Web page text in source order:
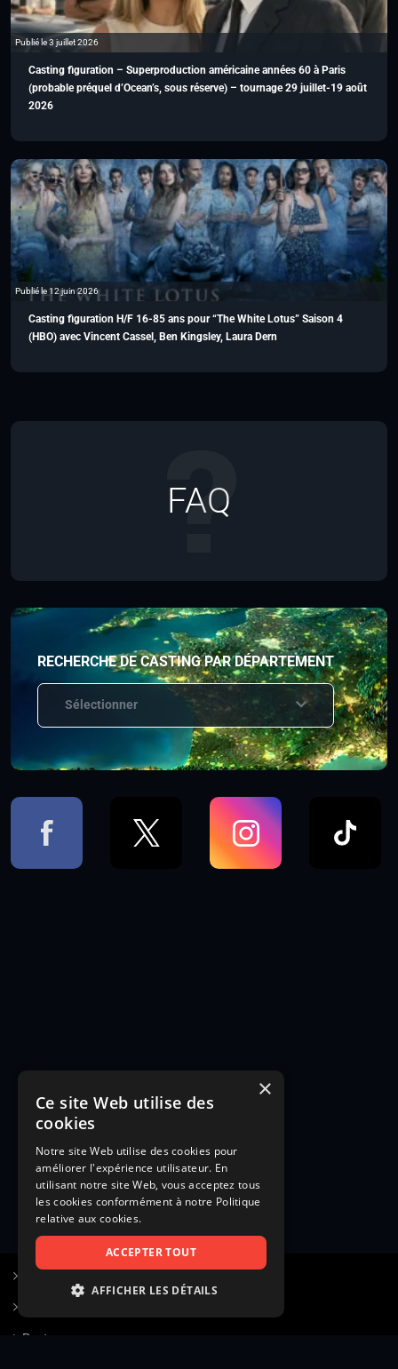
Publié le 3 juillet 2026
Casting figuration – Superproduction américaine années 60 à Paris
(probable préquel d’Ocean’s, sous réserve) – tournage 29 juillet-19 août
2026
Publié le 12 juin 2026
Casting figuration H/F 16-85 ans pour “The White Lotus” Saison 4
(HBO) avec Vincent Cassel, Ben Kingsley, Laura Dern
FAQ
RECHERCHE DE CASTING PAR DÉPARTEMENT
Sélectionner
Poster une annonce
×
Ce site Web utilise des
cookies
Notre site Web utilise des cookies pour
améliorer l'expérience utilisateur. En
utilisant notre site Web, vous acceptez tous
les cookies conformément à notre Politique
relative aux cookies.
ACCEPTER TOUT
AFFICHER LES DÉTAILS